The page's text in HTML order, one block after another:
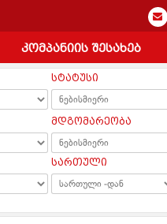
კომპანიის შესახებ
სტატუსი
მდგომარეობა
სართული